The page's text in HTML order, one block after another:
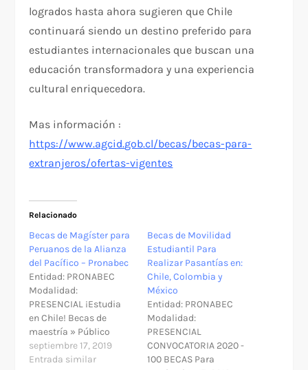
logrados hasta ahora sugieren que Chile
continuará siendo un destino preferido para
estudiantes internacionales que buscan una
educación transformadora y una experiencia
cultural enriquecedora.
Mas información :
https://www.agcid.gob.cl/becas/becas-para-
extranjeros/ofertas-vigentes
Relacionado
Becas de Magíster para
Peruanos de la Alianza
del Pacífico – Pronabec
Entidad: PRONABEC
Modalidad:
PRESENCIAL ¡Estudia
en Chile! Becas de
maestría » Público
objetivo: Ciudadanos de
los países miembros de
septiembre 17, 2019
Entrada similar
Becas de Movilidad
Estudiantil Para
Realizar Pasantías en:
Chile, Colombia y
México
Entidad: PRONABEC
Modalidad:
PRESENCIAL
CONVOCATORIA 2020 -
100 BECAS Para